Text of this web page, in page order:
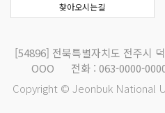
찾아오시는길
[54896] 전북특별자치도 전주시
OOO
전화 : 063-0000-
Copyright © Jeonbuk National